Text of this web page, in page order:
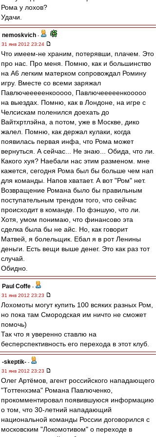
Рома у лохов?
Удачи.
nemoskvich -
31 янв 2012 23:24
Что имеем-не храним, потерявши, плачем. Это
про нас. Про меня. Помню, как и большинство
на А6 легким матерком сопровождал Ромину
игру. Вместе со всеми заряжал
Павлючееееенкооооо, Павлючееееенкооооо
на выездах. Помню, как в Лондоне, на игре с
Челсискам поленился доехать до
Вайтхртлэйна, а потом, уже в Москве, дико
жалел. Помню, как держал кулаки, когда
появилась первая инфа, что Рома может
вернуться. А сейчас... Не знаю... Обида, что ли.
Какого хуя? Наебали нас этим разменом. мне
кажется, сегодня Рома был бы больше чем нап
для команды. Напов хватает. А вот "Ром" нет.
Возвращение Романа было бы правильным
поступательным трендом того, что сейчас
происходит в команде. По фэншую, что ли.
Хотя, умом понимаю, что финансово эта
сделка была бы не айс. Но, как говорит
Матвей, я болельщик. Ебал я в рот Ленины
деньги. Есть вещи выше денег. Это как раз тот
случай.
Обидно.
Paul Coffe -
31 янв 2012 23:23
Лохомоты могут купить 100 всяких разных Ром,
но пока там Смородская им ничто не сможет
помочь)
Так что я уверенно ставлю на
бесперспективность его перехода в этот клуб.
-skeptik- -
31 янв 2012 23:23
Олег Артёмов, агент российского нападающего
"Тоттенхэма" Романа Павлюченко,
прокомментировал появившуюся информацию
о том, что 30-летний нападающий
национальной команды России договорился с
московским "Локомотивом" о переходе в